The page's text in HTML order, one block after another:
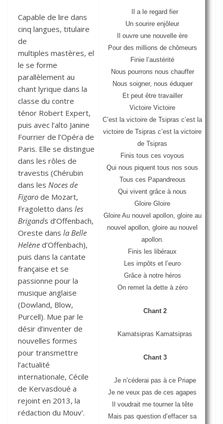
Il a le regard fier
Un sourire enjôleur
Il ouvre une nouvelle ère
Pour des millions de chômeurs
Finie l’austérité
Nous pourrons nous chauffer
Nous soigner, nous éduquer
Et peut être travailler
Victoire Victoire
C’est la victoire de Tsipras c’est la
victoire de Tsipras c’est la victoire
de Tsipras
Finis tous ces voyous
Qui nous piquent tous nos sous
Tous ces Papandreous
Qui vivent grâce à nous
Gloire Gloire
Gloire Au nouvel apollon, gloire au
nouvel apollon, gloire au nouvel
apollon.
Finis les libéraux
Les impôts et l’euro
Grâce à notre héros
On remet la dette à zéro
Chant 2
Kamatsipras Kamatsipras
Chant 3
Je n’céderai pas à ce Priape
Je ne veux pas de ces agapes
Il voudrait me tourner la tête
Mais pas question d’effacer sa
Capable de lire dans
cinq langues, titulaire
de
multiples mastères, el
le se forme
parallèlement au
chant lyrique dans la
classe du contre
ténor Robert Expert,
puis avec l’alto Janine
Fourrier de l’Opéra de
Paris. Elle se distingue
dans les rôles de
travestis (Chérubin
dans les Noces de
Figaro de Mozart,
Fragoletto dans les
Brigands d’Offenbach,
Oreste dans la Belle
Helène d’Offenbach),
puis dans la cantate
française et se
passionne pour la
musique anglaise
(Dowland, Blow,
Purcell). Mue par le
désir d’inventer de
nouvelles formes
pour transmettre
l’actualité
internationale, Cécile
de Kervasdoué a
rejoint en 2013, la
rédaction du Mouv’.